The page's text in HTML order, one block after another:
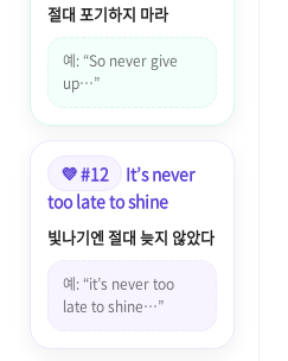
절대 포기하지 마라
예: “So never give
up…”
💜 #12
It’s never
too late to shine
빛나기엔 절대 늦지 않았다
예: “it’s never too
late to shine…”